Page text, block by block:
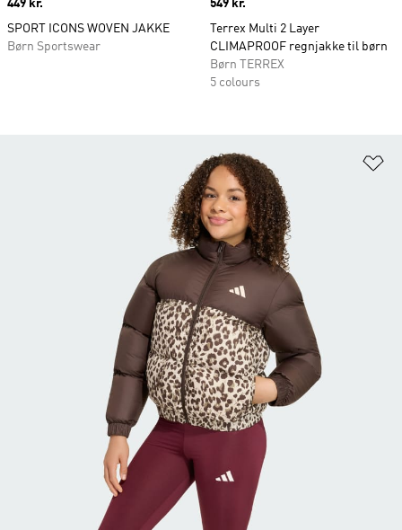
Price
449 kr.
SPORT ICONS WOVEN JAKKE
Børn Sportswear
Price
549 kr.
Terrex Multi 2 Layer
CLIMAPROOF regnjakke til børn
Børn TERREX
5 colours